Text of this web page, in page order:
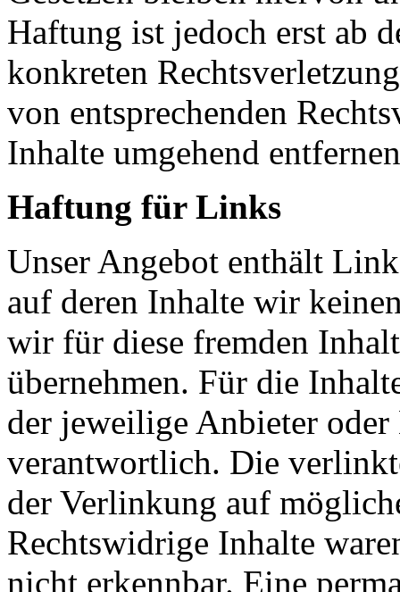
Haftung ist jedoch erst ab
konkreten
von entsprechenden
Inhalte umgehend
Haftung für Links
Unser Angebot enthält
auf deren Inhalte wir
wir für diese fremden
übernehmen. Für die
der jeweilige Anbieter oder
verantwortlich. Die
der Verlinkung auf
Rechtswidrige Inhalte
nicht erkennbar. Eine